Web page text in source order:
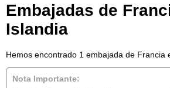
Embajadas de
Islandia
Hemos encontrado 1 embajada de Francia
Nota Importante: